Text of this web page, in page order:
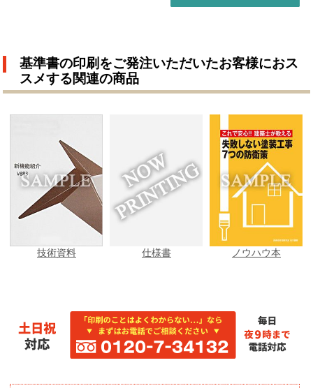
基準書の印刷をご発注いただいたお客様におス
スメする関連の商品
技術資料 仕様書 ノウハウ本